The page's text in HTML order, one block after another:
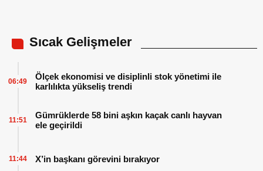
Sıcak Gelişmeler
Ölçek ekonomisi ve disiplinli stok yönetimi ile
karlılıkta yükseliş trendi
06:49
Gümrüklerde 58 bini aşkın kaçak canlı hayvan
ele geçirildi
11:51
X’in başkanı görevini bırakıyor
11:44